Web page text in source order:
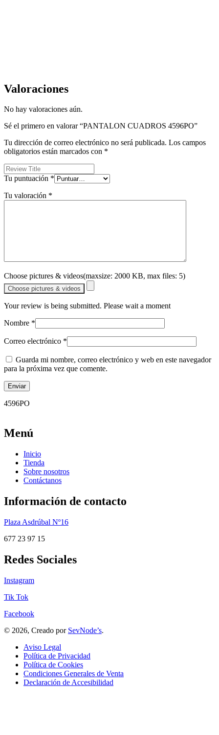
Valoraciones
No hay valoraciones aún.
Sé el primero en valorar “PANTALON CUADROS 4596PO”
Tu dirección de correo electrónico no será publicada. Los campos
obligatorios están marcados con *
Tu puntuación *
Tu valoración *
Choose pictures & videos(maxsize: 2000 KB, max files: 5)
Choose pictures & videos
Your review is being submitted. Please wait a moment
Nombre *
Correo electrónico *
Guarda mi nombre, correo electrónico y web en este navegador
para la próxima vez que comente.
4596PO
Menú
Inicio
Tienda
Sobre nosotros
Contáctanos
Información de contacto
Plaza Asdrúbal Nº16
677 23 97 15
Redes Sociales
Instagram
Tik Tok
Facebook
© 2026, Creado por SevNode’s.
Aviso Legal
Política de Privacidad
Política de Cookies
Condiciones Generales de Venta
Declaración de Accesibilidad